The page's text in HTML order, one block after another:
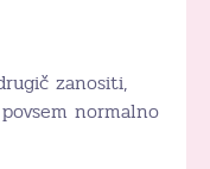
zanositi,
normalno